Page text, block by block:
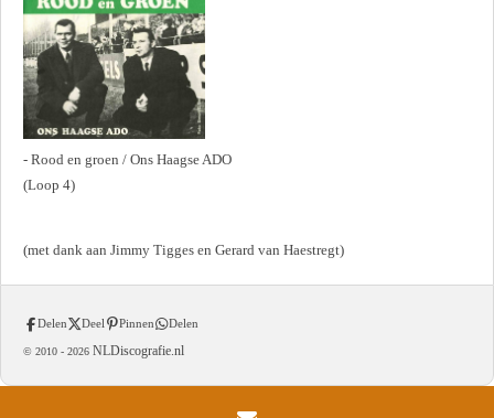
- Rood en groen / Ons Haagse ADO
(Loop 4)
(met dank aan Jimmy Tigges en Gerard van Haestregt)
Delen Deel Pinnen Delen
© 2010 - 2026 NLDiscografie.nl